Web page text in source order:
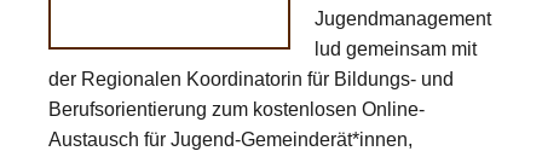
Jugendmanagement
lud gemeinsam mit
der Regionalen Koordinatorin für Bildungs- und
Berufsorientierung zum kostenlosen Online-
Austausch für Jugend-Gemeinderät*innen,